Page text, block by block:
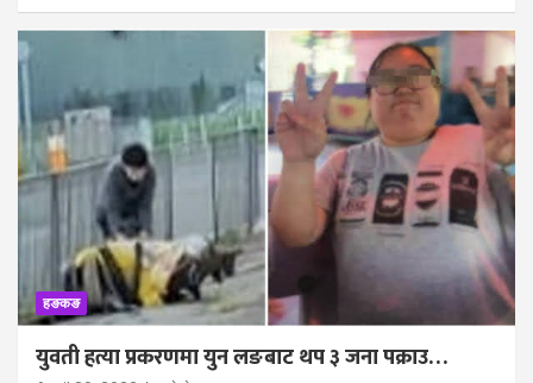
हङकङ
युवती हत्या प्रकरणमा युन लङबाट थप ३ जना पक्राउ…